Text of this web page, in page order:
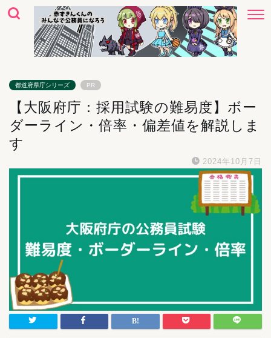
都道府県庁シリーズ PR
【大阪府庁：採用試験の難易度】ボー
ダーライン・倍率・偏差値を解説しま
す
2024年10月7日